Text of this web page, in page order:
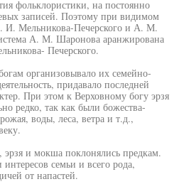
фольклористики, на постоянно
записей. Поэтому при видимом
И. Мельникова-Печерского и А. М.
А. М. Шаронова аранжирована
Печерского.
организовывало их семейно-
придавало последней
При этом к Верховному богу эрзя
редко, так как были божества-
воды, леса, ветра и т.д.,
и мокша поклонялись предкам.
семьи и всего рода,
от напастей.